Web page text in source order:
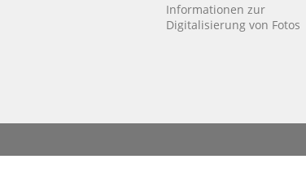
Informationen zur
Digitalisierung von Fotos